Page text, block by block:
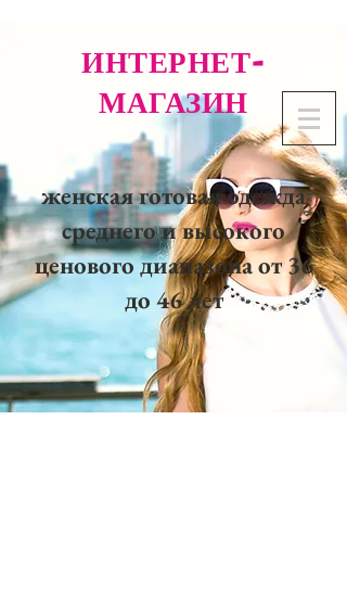
ИНТЕРНЕТ-
МАГАЗИН
женская готовая одежда
среднего и высокого
ценового диапазона от 36
до 46 лет